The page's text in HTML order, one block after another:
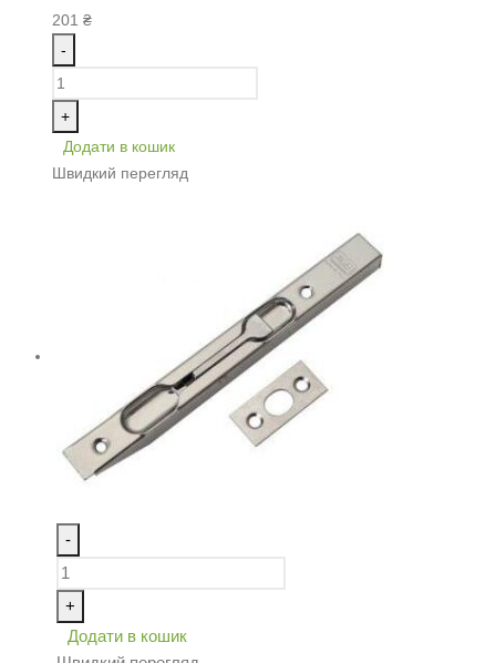
201 ₴
-
+
Додати в кошик
Швидкий перегляд
-
+
Додати в кошик